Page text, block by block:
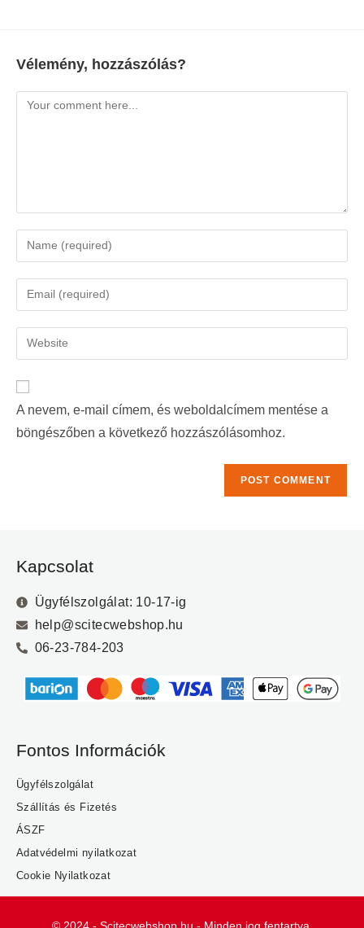
Vélemény, hozzászólás?
A nevem, e-mail címem, és weboldalcímem mentése a
böngészőben a következő hozzászólásomhoz.
Kapcsolat
Ügyfélszolgálat: 10-17-ig
help@scitecwebshop.hu
06-23-784-203
Fontos Információk
Ügyfélszolgálat
Szállítás és Fizetés
ÁSZF
Adatvédelmi nyilatkozat
Cookie Nyilatkozat